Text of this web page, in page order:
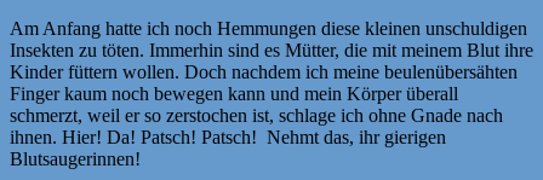
Am Anfang hatte ich noch Hemmungen diese kleinen unschuldigen
Insekten zu töten. Immerhin sind es Mütter, die mit meinem Blut ihre
Kinder füttern wollen. Doch nachdem ich meine beulenübersähten
Finger kaum noch bewegen kann und mein Körper überall
schmerzt, weil er so zerstochen ist, schlage ich ohne Gnade nach
ihnen. Hier! Da! Patsch! Patsch! Nehmt das, ihr gierigen
Blutsaugerinnen!